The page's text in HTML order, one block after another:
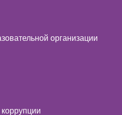
организации